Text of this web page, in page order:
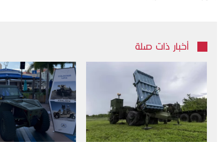
أخبار ذات صلة